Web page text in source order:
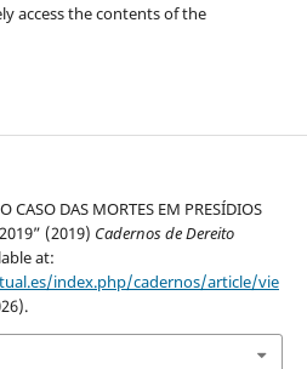
access the contents of the
CASO DAS MORTES EM PRESÍDIOS
(2019) Cadernos de Dereito
at:
index.php/cadernos/article/vie